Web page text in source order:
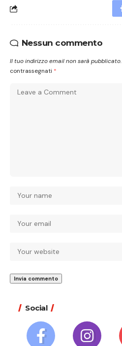
Nessun commento
Il tuo indirizzo email non sarà pubblicato.
contrassegnati *
Social